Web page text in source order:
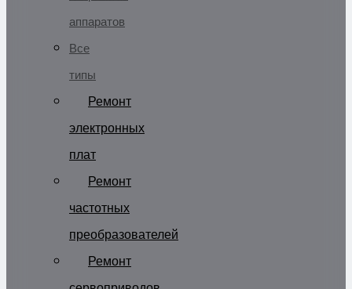
аппаратов
Все
типы
Ремонт
электронных
плат
Ремонт
частотных
преобразователей
Ремонт